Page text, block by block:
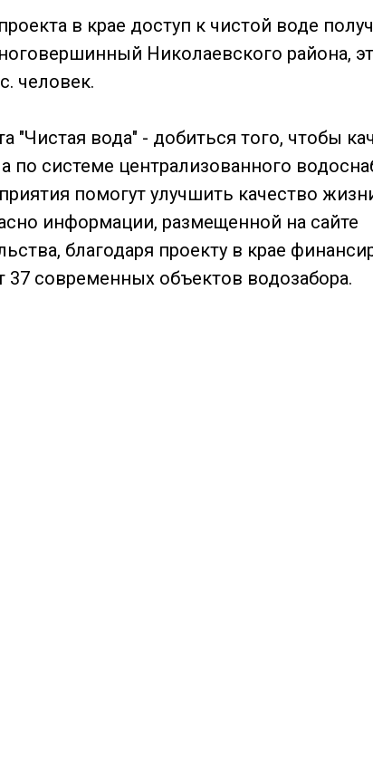
в крае доступ к чистой воде
Николаевского района,
человек.
"Чистая вода" - добиться того, чтобы
по системе централизованного
помогут улучшить качество
информации, размещенной на сайте
благодаря проекту в крае
37 современных объектов водозабора.